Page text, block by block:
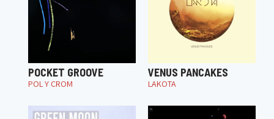
POCKET GROOVE
POL Y CROM
VENUS PANCAKES
LAKOTA